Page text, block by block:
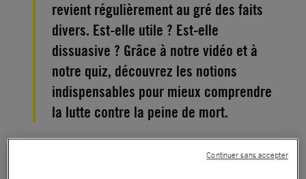
revient régulièrement au gré des faits
divers. Est-elle utile ? Est-elle
dissuasive ? Grâce à notre vidéo et à
notre quiz, découvrez les notions
indispensables pour mieux comprendre
la lutte contre la peine de mort.
1. Regardez la vidéoContinuer sans accepter